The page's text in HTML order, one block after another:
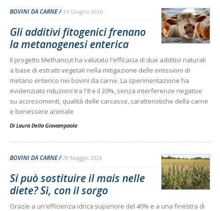
BOVINI DA CARNE 15 Giugno 2026
Gli additivi fitogenici frenano
la metanogenesi enterica
Il progetto Methancut ha valutato l'efficacia di due additivi naturali
a base di estratti vegetali nella mitigazione delle emissioni di
metano enterico nei bovini da carne. La sperimentazione ha
evidenziato riduzioni tra l'8 e il 20%, senza interferenze negative
su accrescimenti, qualità delle carcasse, caratteristiche della carne
e benessere animale
Di Laura Della Giovampaola
BOVINI DA CARNE 28 Maggio 2026
Si può sostituire il mais nelle
diete? Sì, con il sorgo
Grazie a un'efficienza idrica superiore del 40% e a una finestra di